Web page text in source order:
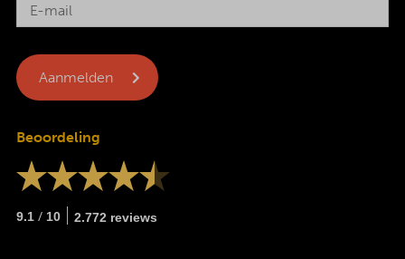
Beoordeling
9.1 / 10 2.772 reviews